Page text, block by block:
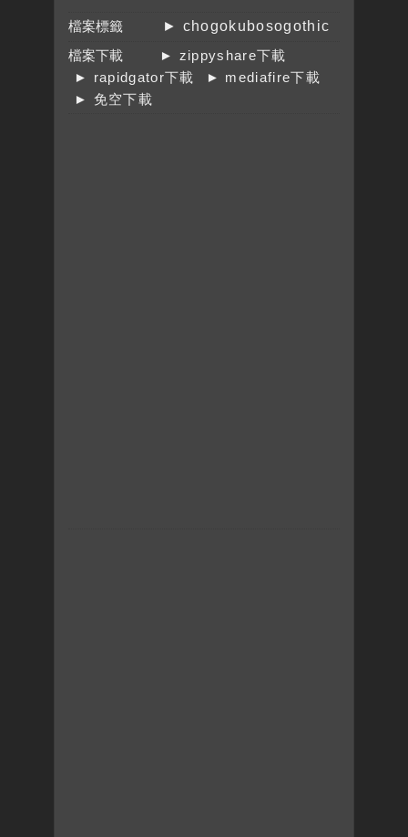
檔案標籤
► chogokubosogothic
檔案下載